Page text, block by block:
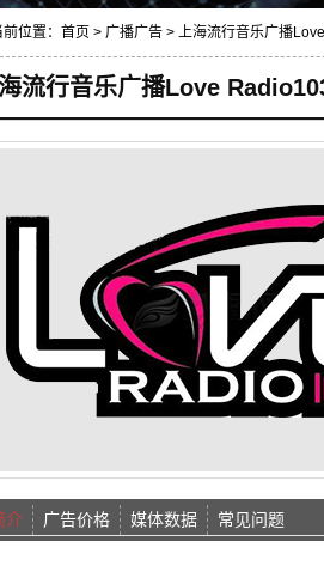
位置： 首页 > 广播广告 > 上海流行音乐广播
流行音乐广播Love
介 广告价格 媒体数据 常见问题